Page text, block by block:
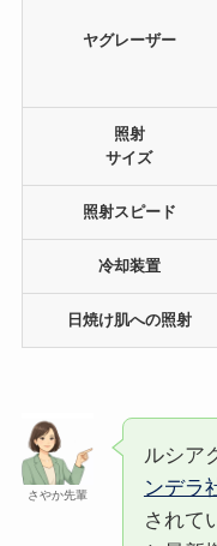
ヤグレーザー
照射
サイズ
照射スピード
冷却装置
日焼け肌への照射
さやか先輩
ルシア
ンデラ
されて